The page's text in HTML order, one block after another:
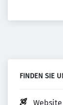
FINDEN SIE
Website